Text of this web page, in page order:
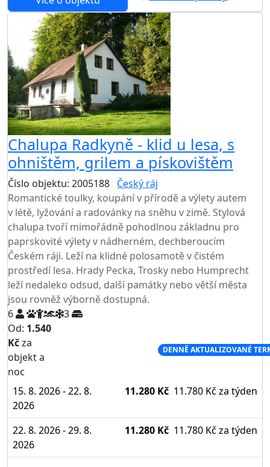
Chalupa Radkyně - klid u lesa, s
ohništěm, grilem a pískovištěm
Číslo objektu: 2005188 Český ráj
Romantické toulky, koupání v přírodě a výlety autem
v létě, lyžování a radovánky na sněhu v zimě. Stylová
chalupa tvoří mimořádně pohodlnou základnu pro
paprskovité výlety v nádherném, dechberoucím
Českém ráji. Leží na klidné polosamotě v čistém
prostředí lesa. Hrady Pecka, Trosky nebo Humprecht
leží nedaleko odsud, další památky nebo větší města
jsou rovněž výborně dostupná.
6
3
Od: 1.540
Kčza
objekt a
noc
DENNĚ AKTUALIZOVANÉ
15. 8. 2026 - 22. 8.
2026
11.280 Kč 11.780 Kč za týden
22. 8. 2026 - 29. 8.
2026
11.280 Kč 11.780 Kč za týden